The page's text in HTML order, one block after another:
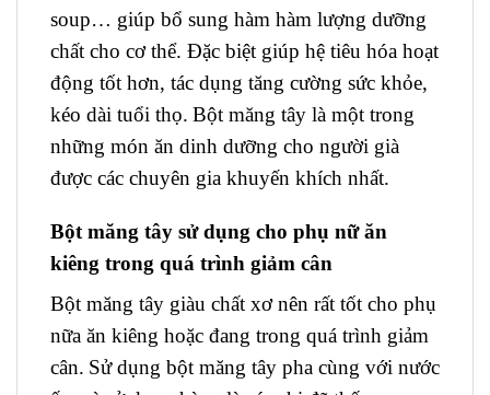
soup… giúp bổ sung hàm hàm lượng dưỡng
chất cho cơ thể. Đặc biệt giúp hệ tiêu hóa hoạt
động tốt hơn, tác dụng tăng cường sức khỏe,
kéo dài tuổi thọ. Bột măng tây là một trong
những món ăn dinh dưỡng cho người già
được các chuyên gia khuyến khích nhất.
Bột măng tây sử dụng cho phụ nữ ăn
kiêng trong quá trình giảm cân
Bột măng tây giàu chất xơ nên rất tốt cho phụ
nữa ăn kiêng hoặc đang trong quá trình giảm
cân. Sử dụng bột măng tây pha cùng với nước